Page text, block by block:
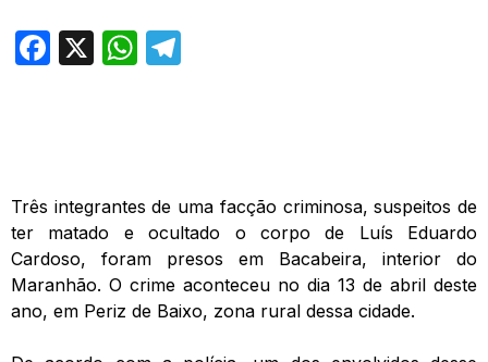
Facebook
X WhatsApp
Três integrantes de uma facção criminosa, suspeitos de
ter matado e ocultado o corpo de Luís Eduardo
Cardoso, foram presos em Bacabeira, interior do
Maranhão. O crime aconteceu no dia 13 de abril deste
ano, em Periz de Baixo, zona rural dessa cidade.